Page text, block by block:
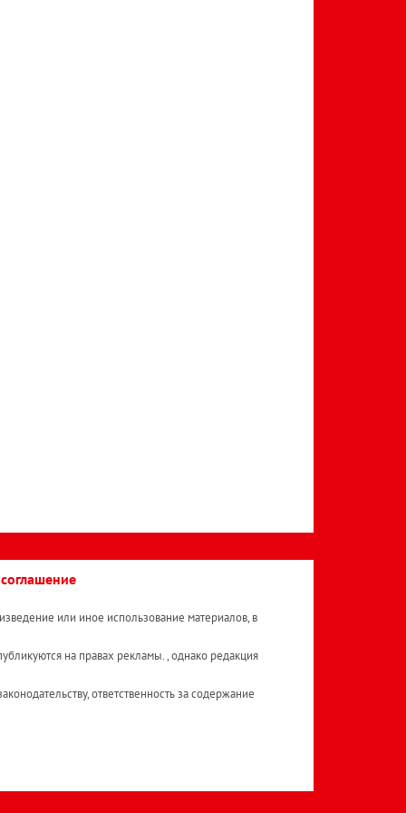
или иное использование материалов, в
на правах рекламы. , однако редакция
ответственность за содержание